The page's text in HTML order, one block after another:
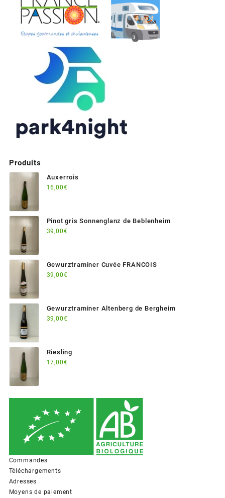
Produits
Auxerrois
16,00€
Pinot gris Sonnenglanz de Beblenheim
39,00€
Gewurztraminer Cuvée FRANCOIS
39,00€
Gewurztraminer Altenberg de Bergheim
39,00€
Riesling
17,00€
Commandes
Téléchargements
Adresses
Moyens de paiement